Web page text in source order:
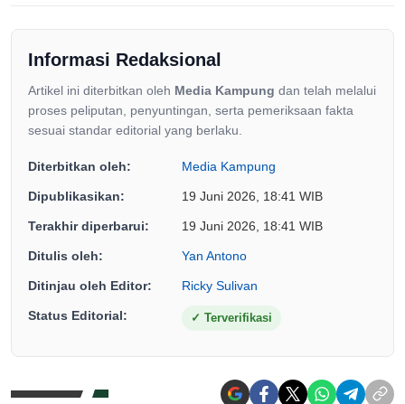
Informasi Redaksional
Artikel ini diterbitkan oleh Media Kampung dan telah melalui
proses peliputan, penyuntingan, serta pemeriksaan fakta
sesuai standar editorial yang berlaku.
Diterbitkan oleh: Media Kampung
Dipublikasikan: 19 Juni 2026, 18:41 WIB
Terakhir diperbarui: 19 Juni 2026, 18:41 WIB
Ditulis oleh: Yan Antono
Ditinjau oleh Editor: Ricky Sulivan
Status Editorial: ✓ Terverifikasi